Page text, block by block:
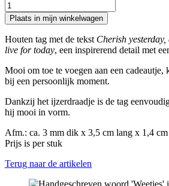
Plaats in mijn winkelwagen
Houten tag met de tekst Cherish
live for today, een inspirerend detail met
Mooi om toe te voegen aan een cadeautje,
bij een persoonlijk moment.
Dankzij het ijzerdraadje is de tag
hij mooi in vorm.
Afm.: ca. 3 mm dik x 3,5 cm lang x 1,4 cm
Prijs is per stuk
Terug naar de artikelen